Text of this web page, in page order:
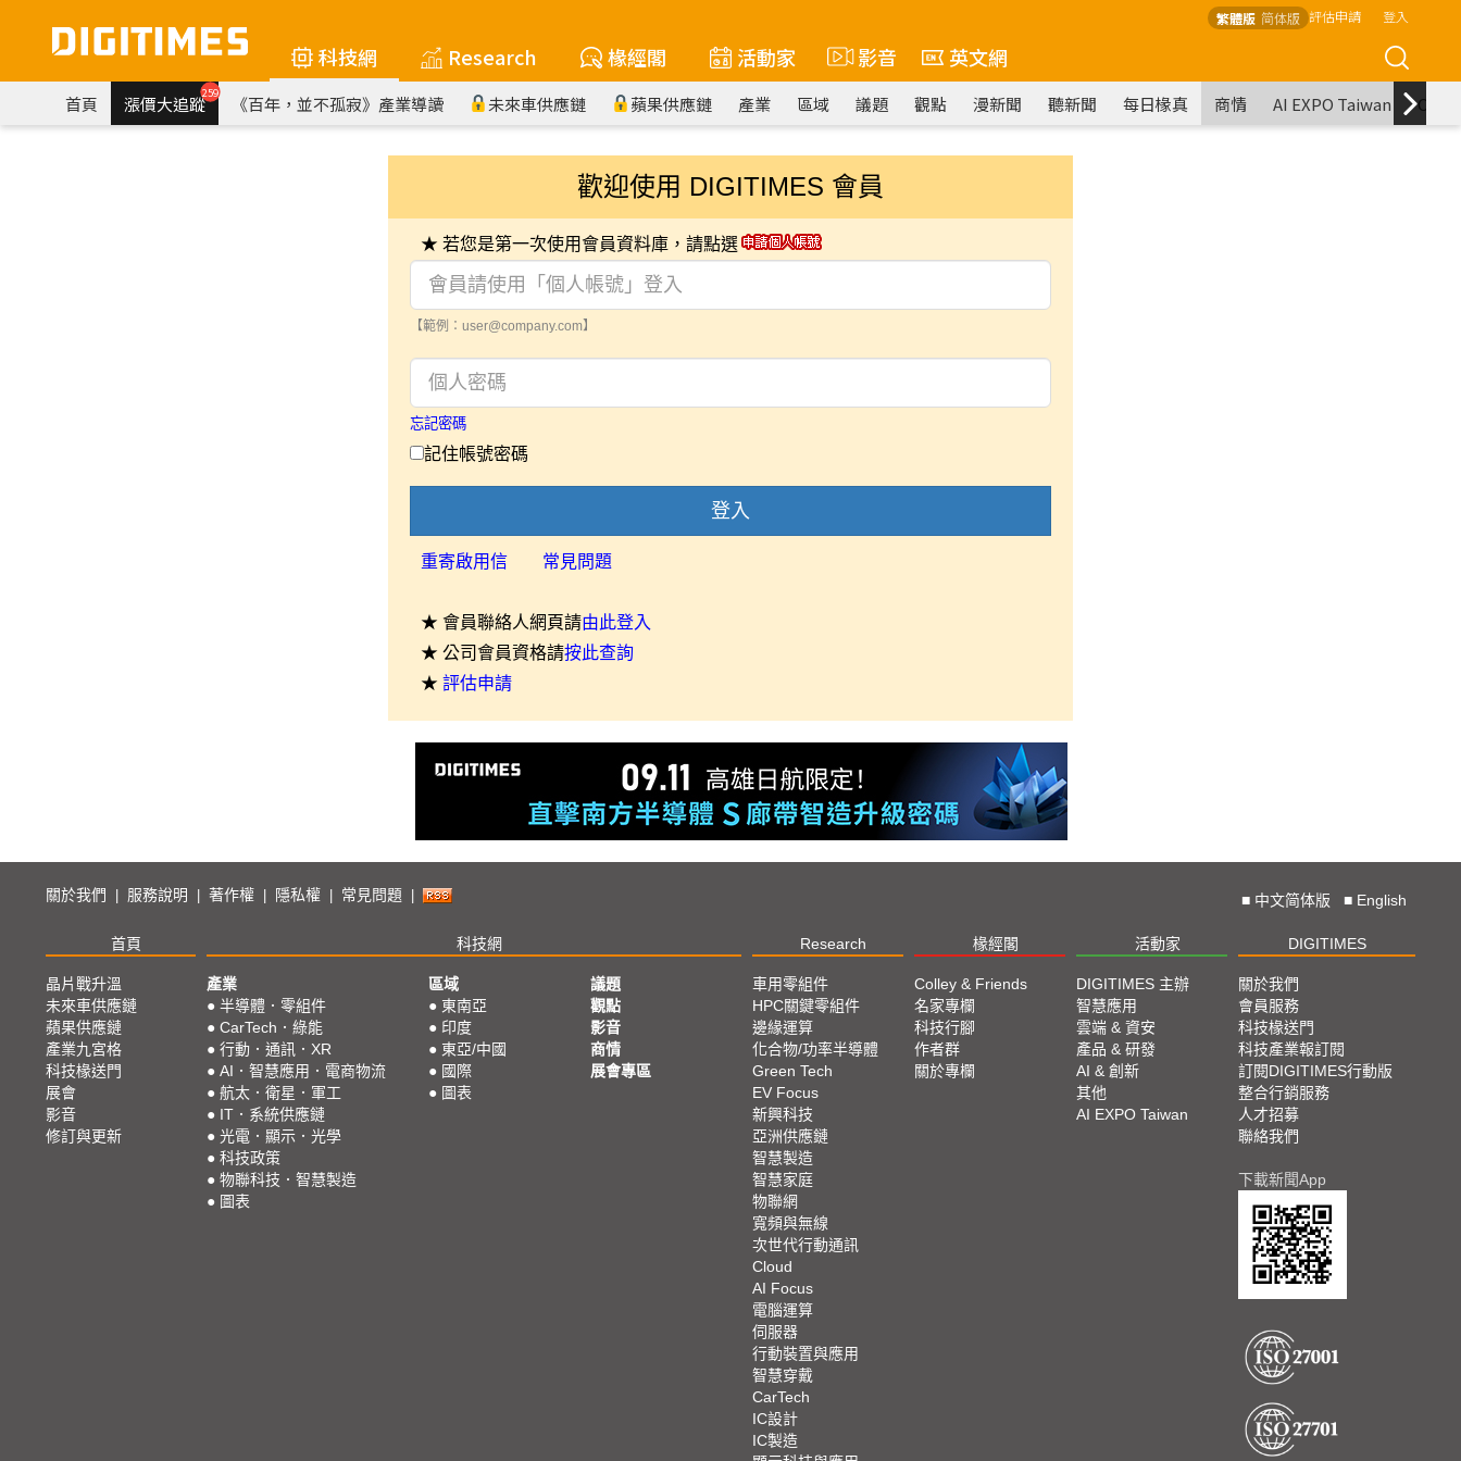
繁體版 简体版 評估申請 登入
科技網 Research 椽經閣 活動家 影音 英文網
首頁 漲價大追蹤259 《百年，並不孤寂》產業導讀 未來車供應鏈 蘋果供應鏈 產業 區域 議題 觀點 漫新聞 聽新聞 每日椽真 商情 AI EXPO Taiwan
歡迎使用 DIGITIMES 會員
★ 若您是第一次使用會員資料庫，請點選
【範例：user@company.com】
忘記密碼
記住帳號密碼
登入
重寄啟用信 常見問題
★ 會員聯絡人網頁請由此登入
★ 公司會員資格請按此查詢
★ 評估申請
關於我們 服務說明 著作權 隱私權 常見問題 ■ 中文简体版 ■ English
首頁 科技網 Research 椽經閣 活動家 DIGITIMES
晶片戰升溫
未來車供應鏈
蘋果供應鏈
產業九宮格
科技椽送門
展會
影音
修訂與更新
產業
● 半導體．零組件
● CarTech．綠能
● 行動．通訊．XR
● AI．智慧應用．電商物流
● 航太．衛星．軍工
● IT．系統供應鏈
● 光電．顯示．光學
● 科技政策
● 物聯科技．智慧製造
● 圖表
區域
● 東南亞
● 印度
● 東亞/中國
● 國際
● 圖表
議題
觀點
影音
商情
展會專區
車用零組件
HPC關鍵零組件
邊緣運算
化合物/功率半導體
Green Tech
EV Focus
新興科技
亞洲供應鏈
智慧製造
智慧家庭
物聯網
寬頻與無線
次世代行動通訊
Cloud
AI Focus
電腦運算
伺服器
行動裝置與應用
智慧穿戴
CarTech
IC設計
IC製造
Colley & Friends
名家專欄
科技行腳
作者群
關於專欄
DIGITIMES 主辦
智慧應用
雲端 & 資安
產品 & 研發
AI & 創新
其他
AI EXPO Taiwan
關於我們
會員服務
科技椽送門
科技產業報訂閱
訂閱DIGITIMES行動版
整合行銷服務
人才招募
聯絡我們
下載新聞App